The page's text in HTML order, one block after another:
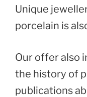
Unique
porcelain is
Our offer also
the history of
publications